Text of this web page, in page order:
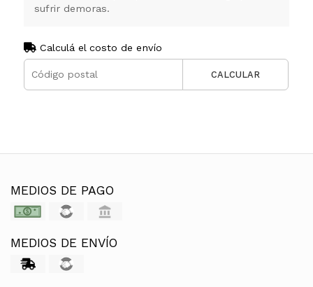
sufrir demoras.
Calculá el costo de envío
CALCULAR
MEDIOS DE PAGO
MEDIOS DE ENVÍO